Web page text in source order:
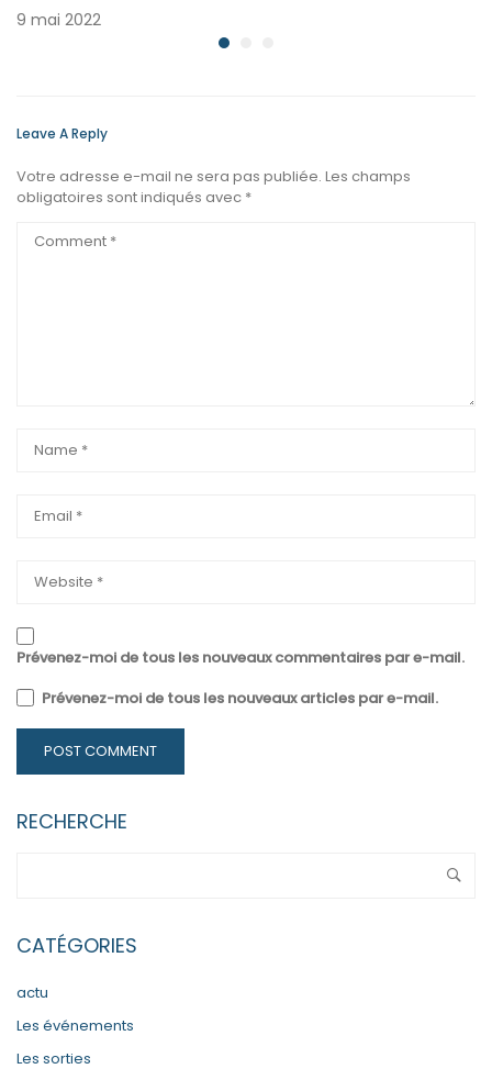
9 mai 2022
Leave A Reply
Votre adresse e-mail ne sera pas publiée. Les champs
obligatoires sont indiqués avec *
Prévenez-moi de tous les nouveaux commentaires par e-mail.
Prévenez-moi de tous les nouveaux articles par e-mail.
RECHERCHE
CATÉGORIES
actu
Les événements
Les sorties